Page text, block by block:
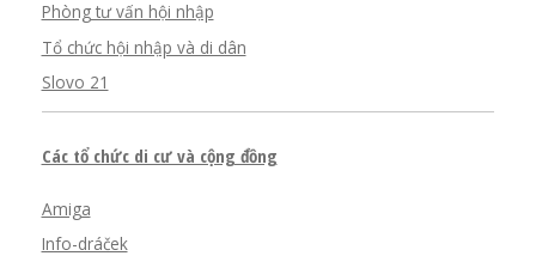
Phòng tư vấn hội nhập
Tổ chức hội nhập và di dân
Slovo 21
Các tổ chức di cư và cộng đồng
Amiga
Info-dráček